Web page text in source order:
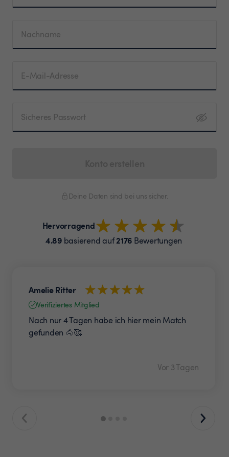
Nachname
E-Mail-Adresse
Sicheres Passwort
Deine Daten sind bei uns sicher.
Hervorragend
4.89basierend auf2176 Bewertungen
Amelie Ritter
Verifiziertes Mitglied
Nach nur 4 Tagen habe ich hier mein Match
gefunden 🐴🥰
Vor 3 Tagen